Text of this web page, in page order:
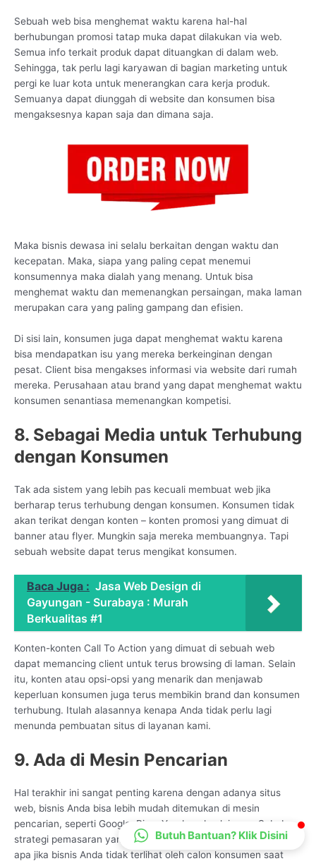
Sebuah web bisa menghemat waktu karena hal-hal
berhubungan promosi tatap muka dapat dilakukan via web.
Semua info terkait produk dapat dituangkan di dalam web.
Sehingga, tak perlu lagi karyawan di bagian marketing untuk
pergi ke luar kota untuk menerangkan cara kerja produk.
Semuanya dapat diunggah di website dan konsumen bisa
mengaksesnya kapan saja dan dimana saja.
Maka bisnis dewasa ini selalu berkaitan dengan waktu dan
kecepatan. Maka, siapa yang paling cepat menemui
konsumennya maka dialah yang menang. Untuk bisa
menghemat waktu dan memenangkan persaingan, maka laman
merupakan cara yang paling gampang dan efisien.
Di sisi lain, konsumen juga dapat menghemat waktu karena
bisa mendapatkan isu yang mereka berkeinginan dengan
pesat. Client bisa mengakses informasi via website dari rumah
mereka. Perusahaan atau brand yang dapat menghemat waktu
konsumen senantiasa memenangkan kompetisi.
8. Sebagai Media untuk Terhubung
dengan Konsumen
Tak ada sistem yang lebih pas kecuali membuat web jika
berharap terus terhubung dengan konsumen. Konsumen tidak
akan terikat dengan konten – konten promosi yang dimuat di
banner atau flyer. Mungkin saja mereka membuangnya. Tapi
sebuah website dapat terus mengikat konsumen.
Baca Juga : Jasa Web Design di
Gayungan - Surabaya : Murah
Berkualitas #1
Konten-konten Call To Action yang dimuat di sebuah web
dapat memancing client untuk terus browsing di laman. Selain
itu, konten atau opsi-opsi yang menarik dan menjawab
keperluan konsumen juga terus membikin brand dan konsumen
terhubung. Itulah alasannya kenapa Anda tidak perlu lagi
menunda pembuatan situs di layanan kami.
9. Ada di Mesin Pencarian
Hal terakhir ini sangat penting karena dengan adanya situs
web, bisnis Anda bisa lebih mudah ditemukan di mesin
pencarian, seperti Google, Bing, Yandex, dan lainnya. Sebab,
strategi pemasaran yang Anda jalankan tidak akan berarti apa-
apa jika bisnis Anda tidak terlihat oleh calon konsumen saat
CS Lenteraweb
Online
Butuh Bantuan? Klik Disini